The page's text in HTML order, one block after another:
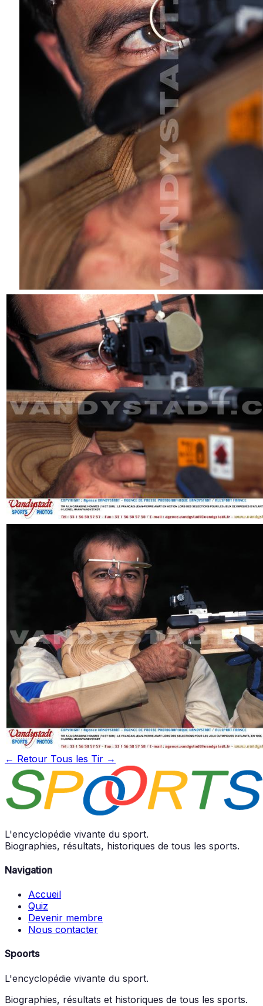
← Retour Tous les Tir →
L'encyclopédie vivante du sport.
Biographies, résultats, historiques de tous les sports.
Navigation
Accueil
Quiz
Devenir membre
Nous contacter
Spoorts
L'encyclopédie vivante du sport.
Biographies, résultats et historiques de tous les sports.